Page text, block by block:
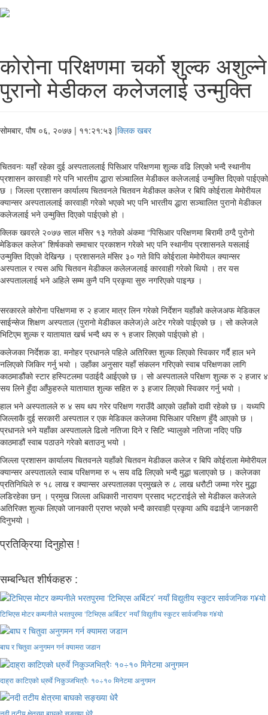
कोरोना परिक्षणमा चर्को शुल्क अशुल्ने
पुरानो मेडीकल कलेजलाई उन्मुक्ति
सोमबार, पौष ०६, २०७७ | ११:२१:५३ |क्लिक खबर
चितवनः यहाँ रहेका दुई अस्पताललाई पिसिआर परिक्षणमा शुल्क वढि लिएको भन्दै स्थानीय
प्रशासन कारवाही गरे पनि भारतीय द्धारा संञ्चालित मेडीकल कलेजलाई उन्मुक्ति दिएको पाईएको
छ । जिल्ला प्रशासन कार्यालय चितवनले चितवन मेडीकल कलेज र बिपि कोईराला मेमोरीयल
क्यान्सर अस्पताललाई कारवाही गरेको भएको भए पनि भारतीय द्धारा सञ्चालित पुरानो मेडीकल
कलेजलाई भने उन्मुक्ति दिएको पाईएको हो ।
क्लिक खवरले २०७७ साल मंसिर १३ गतेको अंकमा “पिसिआर परिक्षणमा बिरामी ठग्दै पुरोनो
मेडिकल कलेज” शिर्षकको समाचार प्रकाशन गरेको भए पनि स्थानीय प्रशासनले यसलाई
उन्मुक्ति दिएको देखिन्छ । प्रशासनले मंसिर ३० गते विपि कोईराला मेमोरीयल क्यान्सर
अस्पताल र त्यस अघि चितवन मेडीकल कलेलजलाई कारवाही गरेको थियो । तर यस
अस्पताललाई भने अहिले सम्म कुनै पनि प्रकृया सुरु नगरिएको पाइन्छ ।
सरकारले कोरोना परिक्षणमा रु २ हजार मात्र लिन गरेको निर्देशन यहाँको कलेजअफ मेडिकल
साईन्सेज शिक्षण अस्पताल (पुरानो मेडीकल कलेज)ले अटेर गरेको पाईएको छ । सो कलेजले
भिटिएम शुल्क र यातायात खर्च भन्दै थप रु १ हजार लिएको पाईएको हो ।
कलेजका निर्देशक डा. मनोहर प्रधानले पहिले अतिरिक्त शुल्क लिएको स्विकार गर्दै हाल भने
नलिएको जिकिर गर्नु भयो । उहाँका अनुसार यहाँ संकलन गरिएको स्वाब परिक्षणका लागि
काठमाडौंको स्टार हस्पिटलमा पठाईदै आईएको छ । सो अस्पतालले परिक्षण शुल्क रु २ हजार ४
सय लिने हुँदा आँफुहरुले यातायात शुल्क सहित रु ३ हजार लिएको स्विकार गर्नु भयो ।
हाल भने अस्पतालले रु ४ सय थप गरेर परिक्षण गराउँदै आएको उहाँको दावी रहेको छ । यध्यपि
जिल्लाकै दुई सरकारी अस्पताल र एक मेडिकल कलेजमा पिसिआर परिक्षण हुँदै आएको छ ।
प्रधानले भने यहाँका अस्पतालले ढिलो नतिजा दिने र सिटि भ्यालुको नतिजा नदिए पछि
काठमाडौं स्वाब पठाउने गरेको बताउनु भयो ।
जिल्ला प्रशासन कार्यालय चितवनले यहाँको चितवन मेडीकल कलेज र बिपि कोईराला मेमोरीयल
क्यान्सर अस्पतालले स्वाब परिक्षणमा रु ५ सय वढि लिएको भन्दै मुद्धा चलाएको छ । कलेजका
प्रतिनिधिले रु १८ लाख र क्यान्सर अस्पतालका प्रमुखले रु ८ लाख धरौटी जम्मा गरेर मुद्धा
लडिरहेका छन् । प्रमुख जिल्ला अधिकारी नारायण प्रसाद भट्टराईले सो मेडीकल कलेजले
अतिरिक्त शुल्क लिएको जानकारी प्राप्त भएको भन्दै कारवाही प्रकृया अघि वढाईने जानकारी
दिनुभयो ।
प्रतिक्रिया दिनुहोस !
सम्बन्धित शीर्षकहरु :
टिभिएस मोटर कम्पनीले भरतपुरमा ‘टिभिएस अर्बिटर’ नयाँ विद्युतीय स्कुटर सार्वजनिक ग¥यो
बाघ र चितुवा अनुगमन गर्न क्यामरा जडान
दाह्रा काटिएको ध्रुर्वे निकुञ्जभित्रैः १०÷१० मिनेटमा अनुगमन
नदी तटीय क्षेत्रमा बाघको सङ्ख्या धेरै